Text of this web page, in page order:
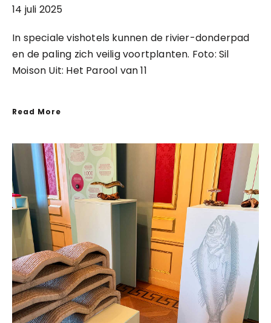
14 juli 2025
In speciale vishotels kunnen de rivier-donderpad
en de paling zich veilig voortplanten. Foto: Sil
Moison Uit: Het Parool van 11
Read More